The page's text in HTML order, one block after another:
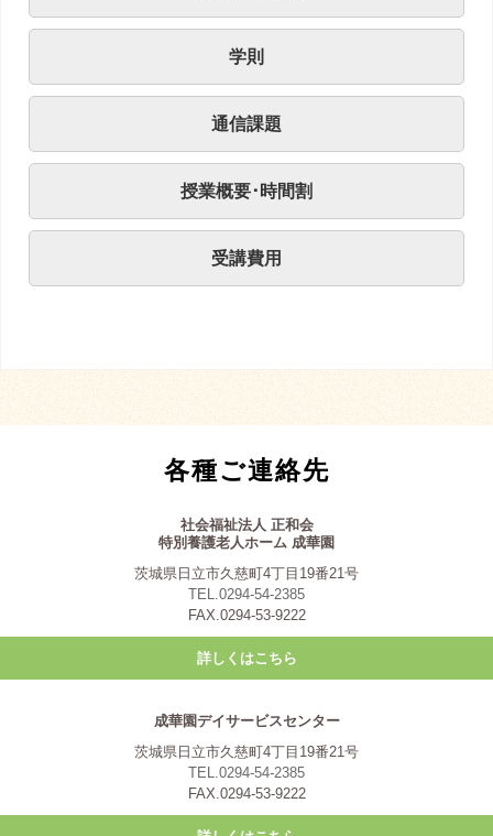
学則
通信課題
授業概要･時間割
受講費用
各種ご連絡先
社会福祉法人 正和会
特別養護老人ホーム 成華園
茨城県日立市久慈町4丁目19番21号
TEL.0294-54-2385
FAX.0294-53-9222
詳しくはこちら
成華園デイサービスセンター
茨城県日立市久慈町4丁目19番21号
TEL.0294-54-2385
FAX.0294-53-9222